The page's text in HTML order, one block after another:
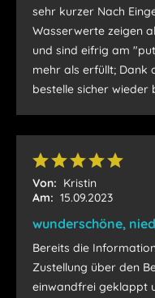
sehr kurzer Nach
Wasserwerte zeigen
und sind eifrig am
mehr als erfüllt; Dank
bestelle sicher wieder
Von: Kristin
Am: 15.09.2023
wunderschöne,
Bereits die
Zustellung über den
einwandfrei geklappt